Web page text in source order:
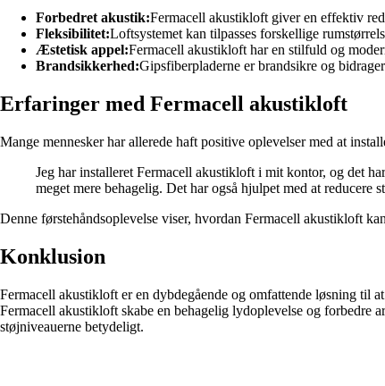
Forbedret akustik:Fermacell akustikloft giver en effektiv
Fleksibilitet:Loftsystemet kan tilpasses forskellige
Æstetisk appel:Fermacell akustikloft har en stilfuld og
Brandsikkerhed:Gipsfiberpladerne er brandsikre og
Erfaringer med Fermacell akustikloft
Mange mennesker har allerede haft positive oplevelser med at
Jeg har installeret Fermacell akustikloft i mit kontor, og det
meget mere behagelig. Det har også hjulpet med at reducere
Denne førstehåndsoplevelse viser, hvordan Fermacell akustikloft
Konklusion
Fermacell akustikloft er en dybdegående og omfattende løsning til
Fermacell akustikloft skabe en behagelig lydoplevelse og forbedre
støjniveauerne betydeligt.